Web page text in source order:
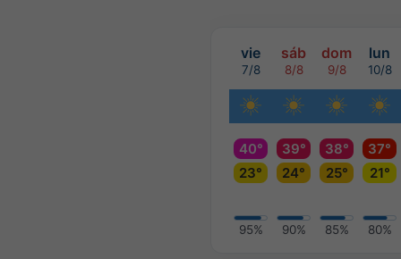
vie sáb dom lun
7/8 8/8 9/8 10/8
40° 39° 38°
37°
23°
24° 25° 21°
95% 90% 85% 80%